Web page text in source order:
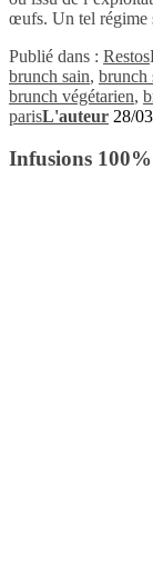
œufs. Un tel régime
Publié dans : Restos
brunch sain, brunch
brunch végétarien,
parisL'auteur 28/
Infusions